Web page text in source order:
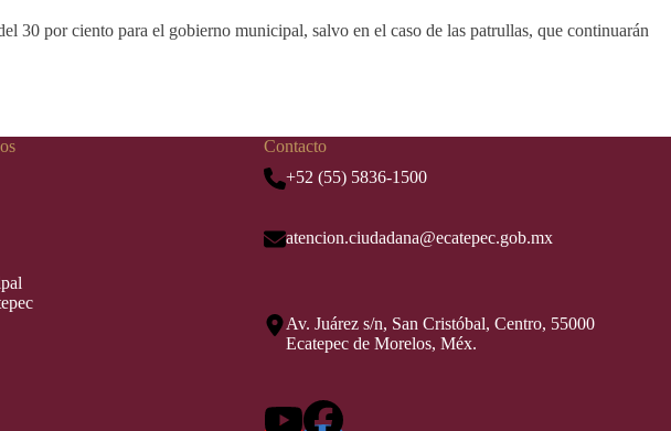
30 por ciento para el gobierno municipal, salvo en el caso de las patrullas, que continuarán
Contacto
+52 (55) 5836-1500
atencion.ciudadana@ecatepec.gob.mx
Av. Juárez s/n, San Cristóbal, Centro, 55000
Ecatepec de Morelos, Méx.